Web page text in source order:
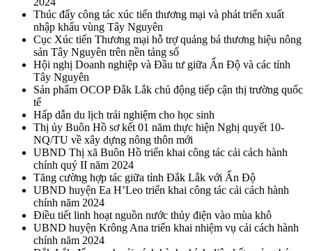
Thúc đẩy công tác xúc tiến thương mại và phát triển xuất
nhập khẩu vùng Tây Nguyên
Cục Xúc tiến Thương mại hỗ trợ quảng bá thương hiệu nông
sản Tây Nguyên trên nền tảng số
Hội nghị Doanh nghiệp và Đầu tư giữa Ấn Độ và các tỉnh
Tây Nguyên
Sản phẩm OCOP Đắk Lắk chủ động tiếp cận thị trường quốc
tế
Hấp dẫn du lịch trải nghiệm cho học sinh
Thị ủy Buôn Hồ sơ kết 01 năm thực hiện Nghị quyết 10-
NQ/TU về xây dựng nông thôn mới
UBND Thị xã Buôn Hồ triển khai công tác cải cách hành
chính quý II năm 2024
Tăng cường hợp tác giữa tỉnh Đắk Lắk với Ấn Độ
UBND huyện Ea H’Leo triển khai công tác cải cách hành
chính năm 2024
Điều tiết linh hoạt nguồn nước thủy điện vào mùa khô
UBND huyện Krông Ana triển khai nhiệm vụ cải cách hành
chính năm 2024